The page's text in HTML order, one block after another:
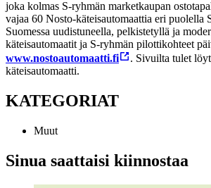
joka kolmas S-ryhmän marketkaupan
vajaa 60 Nosto-käteisautomaattia eri puolella
Suomessa uudistuneella, pelkistetyllä ja
käteisautomaatit ja S-ryhmän pilottikohteet
www.nostoautomaatti.fi
. Sivuilta tulet
käteisautomaatti.
KATEGORIAT
Muut
Sinua saattaisi kiinnostaa